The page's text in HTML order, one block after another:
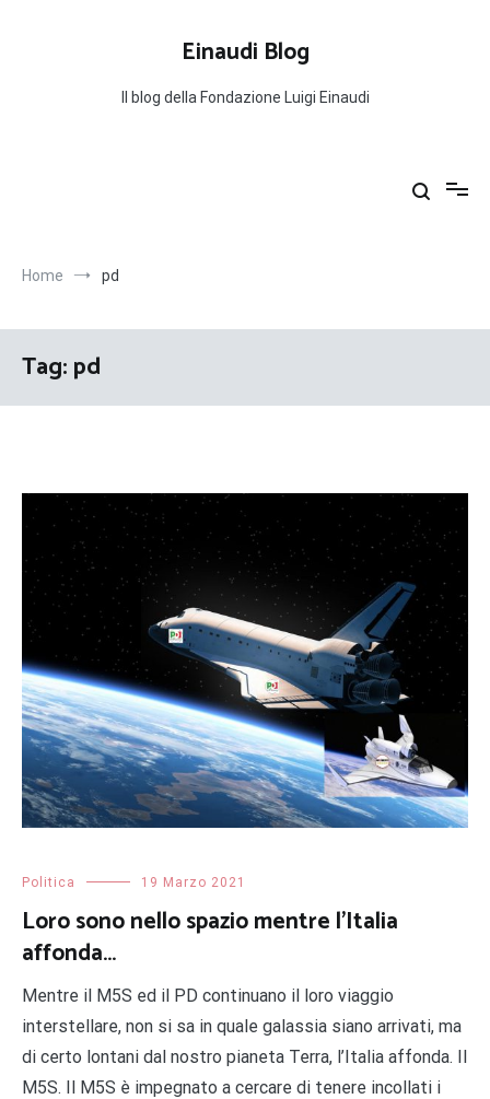
Einaudi Blog
Il blog della Fondazione Luigi Einaudi
Home pd
Tag:pd
Politica 19 Marzo 2021
Loro sono nello spazio mentre l’Italia
affonda…
Mentre il M5S ed il PD continuano il loro viaggio
interstellare, non si sa in quale galassia siano arrivati, ma
di certo lontani dal nostro pianeta Terra, l’Italia affonda. Il
M5S. Il M5S è impegnato a cercare di tenere incollati i